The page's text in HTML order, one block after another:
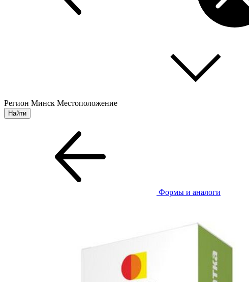
Регион Минск Местоположение
Формы и аналоги